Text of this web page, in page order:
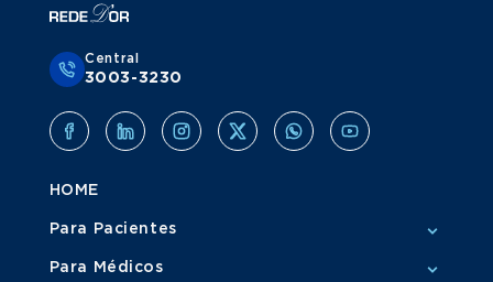
Central
3003-3230
HOME
Para Pacientes
Para Médicos